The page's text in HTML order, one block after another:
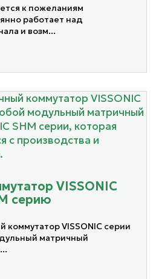
к пожеланиям
работает над
и возм...
VISSONIC
серию
VISSONIC серии
матричный